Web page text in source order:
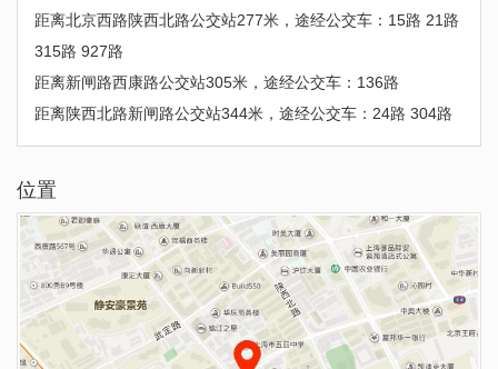
距离北京西路陕西北路公交站277米，途经公交车：15路 21路
315路 927路
距离新闸路西康路公交站305米，途经公交车：136路
距离陕西北路新闸路公交站344米，途经公交车：24路 304路
位置